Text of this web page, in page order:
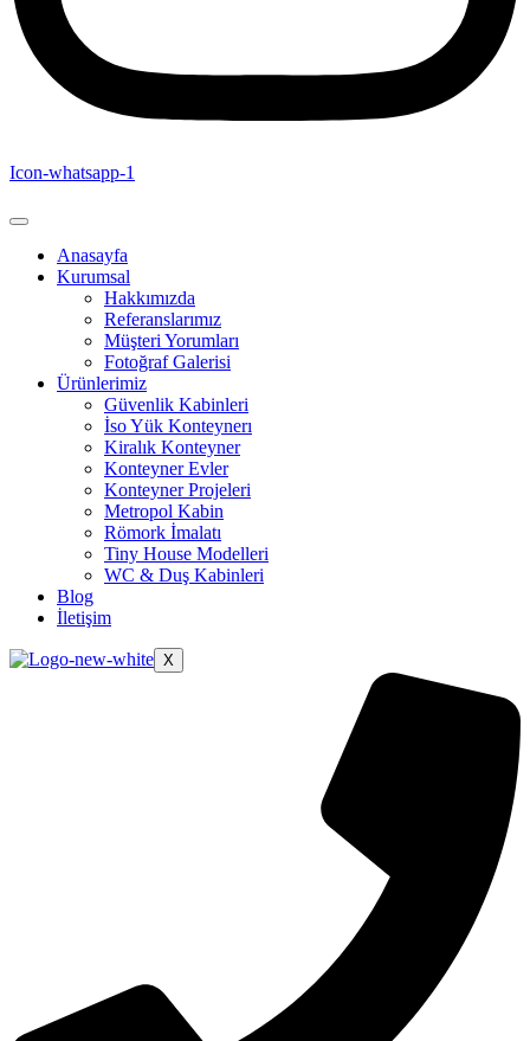
Icon-whatsapp-1
Anasayfa
Kurumsal
Hakkımızda
Referanslarımız
Müşteri Yorumları
Fotoğraf Galerisi
Ürünlerimiz
Güvenlik Kabinleri
İso Yük Konteynerı
Kiralık Konteyner
Konteyner Evler
Konteyner Projeleri
Metropol Kabin
Römork İmalatı
Tiny House Modelleri
WC & Duş Kabinleri
Blog
İletişim
X